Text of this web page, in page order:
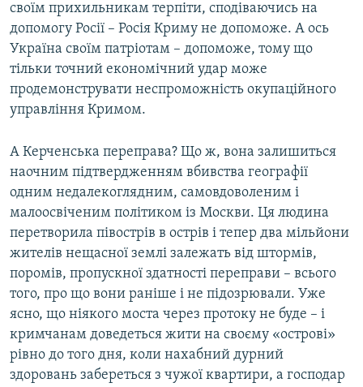
своїм прихильникам терпіти, сподіваючись на
допомогу Росії – Росія Криму не допоможе. А ось
Україна своїм патріотам – допоможе, тому що
тільки точний економічний удар може
продемонструвати неспроможність окупаційного
управління Кримом.
А Керченська переправа? Що ж, вона залишиться
наочним підтвердженням вбивства географії
одним недалекоглядним, самовдоволеним і
малоосвіченим політиком із Москви. Ця людина
перетворила півострів в острів і тепер два мільйони
жителів нещасної землі залежать від штормів,
поромів, пропускної здатності переправи – всього
того, про що вони раніше і не підозрювали. Уже
ясно, що ніякого моста через протоку не буде – і
кримчанам доведеться жити на своєму «острові»
рівно до того дня, коли нахабний дурний
здоровань забереться з чужої квартири, а господар